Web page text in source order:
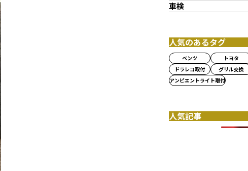
車検
人気のあるタグ
ベンツ トヨタ
ドラレコ取付
グリル交換
アンビエントライト取付
人気記事